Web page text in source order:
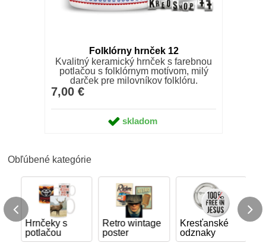
Folklórny hrnček 12
Kvalitný keramický hrnček s farebnou
potlačou s folklórnym motívom, milý
darček pre milovníkov folklóru.
7,00 €
skladom
Obľúbené kategórie
Hrnčeky s
potlačou
Retro wintage
poster
Kresťanské
odznaky